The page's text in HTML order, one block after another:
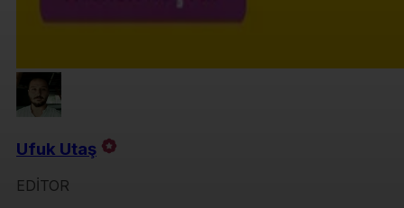
Ufuk Utaş
EDİTOR